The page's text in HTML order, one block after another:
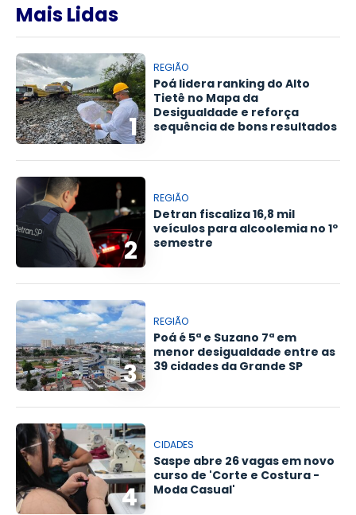
Mais Lidas
1
REGIÃO
Poá lidera ranking do Alto
Tietê no Mapa da
Desigualdade e reforça
sequência de bons resultados
2
REGIÃO
Detran fiscaliza 16,8 mil
veículos para alcoolemia no 1º
semestre
3
REGIÃO
Poá é 5ª e Suzano 7ª em
menor desigualdade entre as
39 cidades da Grande SP
4
CIDADES
Saspe abre 26 vagas em novo
curso de 'Corte e Costura -
Moda Casual'